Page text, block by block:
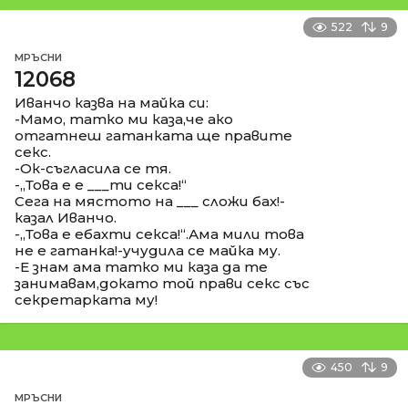
522 9
МРЪСНИ
12068
Иванчо казва на майка си:
-Мамо, татко ми каза,че ако
отгатнеш гатанката ще правите
секс.
-Ок-съгласила се тя.
-,,Това е е ___ти секса!“
Сега на мястото на ___ сложи бах!-
казал Иванчо.
-,,Това е ебахти секса!“.Ама мили това
не е гатанка!-учудила се майка му.
-Е знам ама татко ми каза да те
занимавам,докато той прави секс със
секретарката му!
450 9
МРЪСНИ